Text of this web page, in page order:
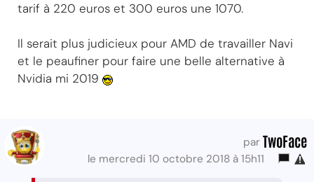
tarif à 220 euros et 300 euros une 1070.
Il serait plus judicieux pour AMD de travailler Navi
et le peaufiner pour faire une belle alternative à
Nvidia mi 2019
par TwoFace
le mercredi 10 octobre 2018 à 15h11